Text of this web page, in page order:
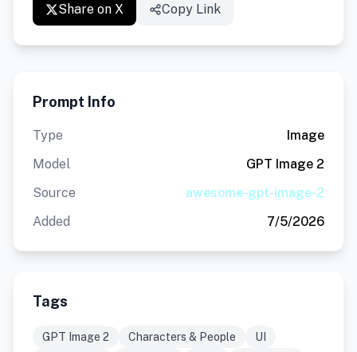
Share on X Copy Link
Prompt Info
Type
Image
Model
GPT Image 2
Source
awesome-gpt-image-2
Added
7/5/2026
Tags
GPT Image 2 Characters & People
UI